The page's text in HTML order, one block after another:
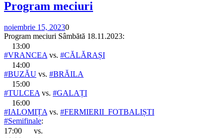
Program meciuri
noiembrie 15, 20230
Program meciuri Sâmbătă 18.11.2023:
13:00
#VRANCEA vs. #CĂLĂRAȘI
14:00
#BUZĂU vs. #BRĂILA
15:00
#TULCEA vs. #GALAȚI
16:00
#IALOMIȚA vs. #FERMIERII_FOTBALIȘTI
#Semifinale:
17:00
vs.